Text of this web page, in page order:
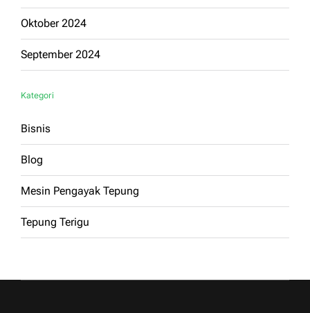
Oktober 2024
September 2024
Kategori
Bisnis
Blog
Mesin Pengayak Tepung
Tepung Terigu